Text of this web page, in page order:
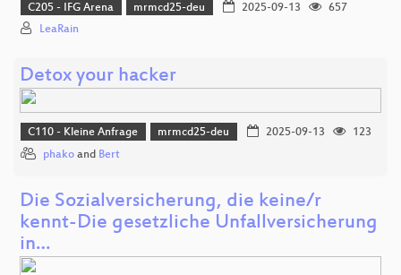
C205 - IFG Arena mrmcd25-deu 2025-09-13
657
LeaRain
Detox your hacker
C110 - Kleine Anfrage mrmcd25-deu 2025-09-13
123
phako and Bert
Die Sozialversicherung, die keine/r
kennt-Die gesetzliche Unfallversicherung
in…